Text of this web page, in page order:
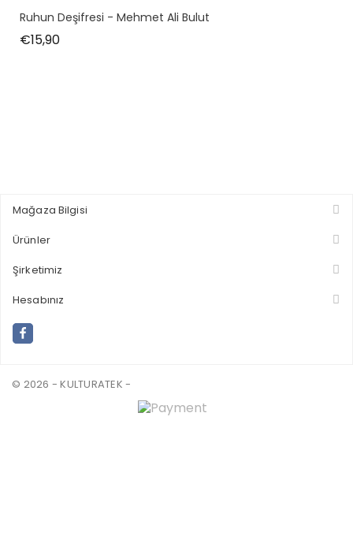
Ruhun Deşifresi - Mehmet Ali Bulut
€15,90Fiyat
Mağaza Bilgisi
Ürünler
Şirketimiz
Hesabınız
© 2026 - KULTURATEK -